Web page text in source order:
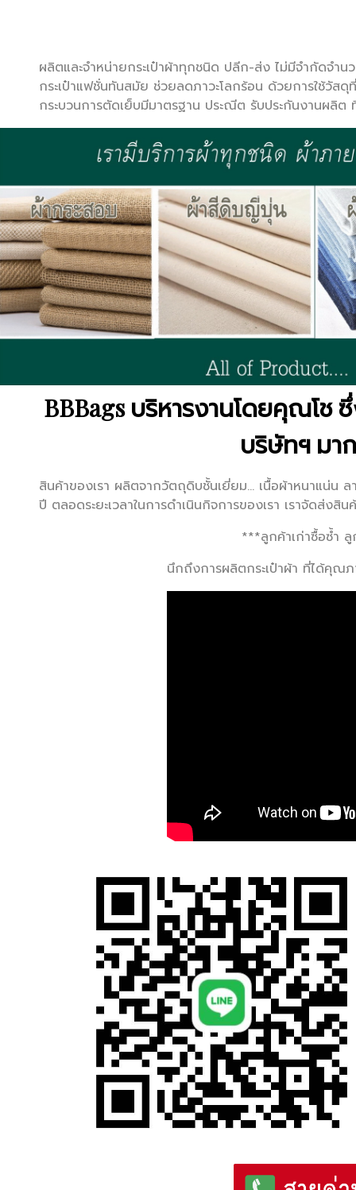
ผลิตและจำหน่ายกระเป๋าผ้าทุกชนิด ปลีก-ส่ง ไม่มีจำกัดจำ
กระเป๋าแฟชั่นทันสมัย ช่วยลดภาวะโลกร้อน ด้วยการใช้วั
กระบวนการตัดเย็บมีมาตรฐาน ประณีต รับประกันงานผลิต
BBBags บริหารงานโดยคุณโช
บริษัทฯ มา
สินค้าของเรา ผลิตจากวัตถุดิบชั้นเยี่ยม... เนื้อผ้าหนาแน่
ปี ตลอดระยะเวลาในการดำเนินกิจการของเรา เราจัดส่ง
***ลูกค้าเก่าซื้อซ้ำ
นึกถึงการผลิตกระเป๋าผ้า ที่ได้คุณภ